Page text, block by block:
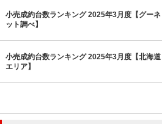
小売成約台数ランキング 2025年3月度【グーネ
ット調べ】
小売成約台数ランキング 2025年3月度【北海道
エリア】